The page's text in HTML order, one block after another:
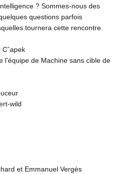
? Sommes-nous des
questions parfois
tournera cette rencontre.
l'équipe de Machine sans cible de
wild
et Emmanuel Vergès